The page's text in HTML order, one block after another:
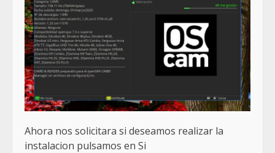
Ahora nos solicitara si deseamos realizar la
instalacion pulsamos en Si